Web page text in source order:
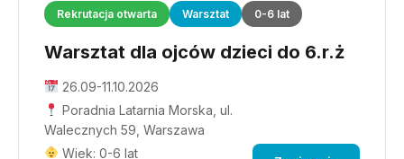
Rekrutacja otwarta Warsztat 0-6 lat
Warsztat dla ojców dzieci do 6.r.ż
26.09-11.10.2026
Poradnia Latarnia Morska, ul.
Walecznych 59, Warszawa
Wiek: 0-6 lat